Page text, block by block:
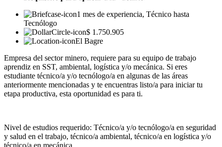
1 mes de experiencia, Técnico hasta
Tecnólogo
$ 1.750.905
El Bagre
Empresa del sector minero, requiere para su equipo de trabajo
aprendiz en SST, ambiental, logística y/o mecánica. Si eres
estudiante técnico/a y/o tecnólogo/a en algunas de las áreas
anteriormente mencionadas y te encuentras listo/a para iniciar tu
etapa productiva, esta oportunidad es para ti.
Nivel de estudios requerido: Técnico/a y/o tecnólogo/a en seguridad
y salud en el trabajo, técnico/a ambiental, técnico/a en logística y/o
técnico/a en mecánica